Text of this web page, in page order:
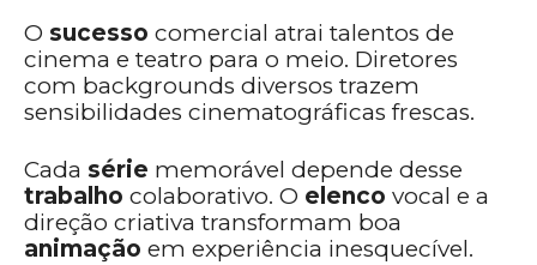
O sucesso comercial atrai talentos de
cinema e teatro para o meio. Diretores
com backgrounds diversos trazem
sensibilidades cinematográficas frescas.
Cada série memorável depende desse
trabalho colaborativo. O elenco vocal e a
direção criativa transformam boa
animação em experiência inesquecível.